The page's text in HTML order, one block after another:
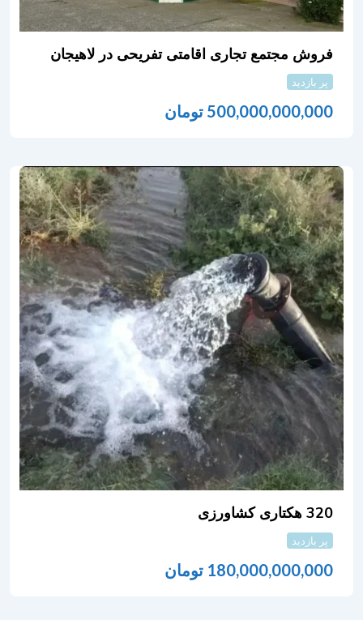
فروش مجتمع تجاری اقامتی تفریحی در لاهیجان
پر بازدید
500,000,000,000 تومان
320 هکتاری کشاورزی
پر بازدید
180,000,000,000 تومان